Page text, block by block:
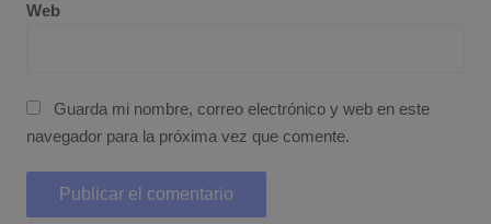
Web
Guarda mi nombre, correo electrónico y web en este
navegador para la próxima vez que comente.